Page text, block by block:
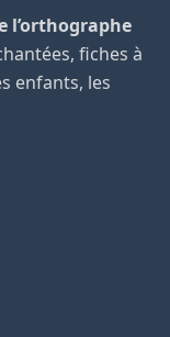
l’orthographe
fiches à
enfants, les